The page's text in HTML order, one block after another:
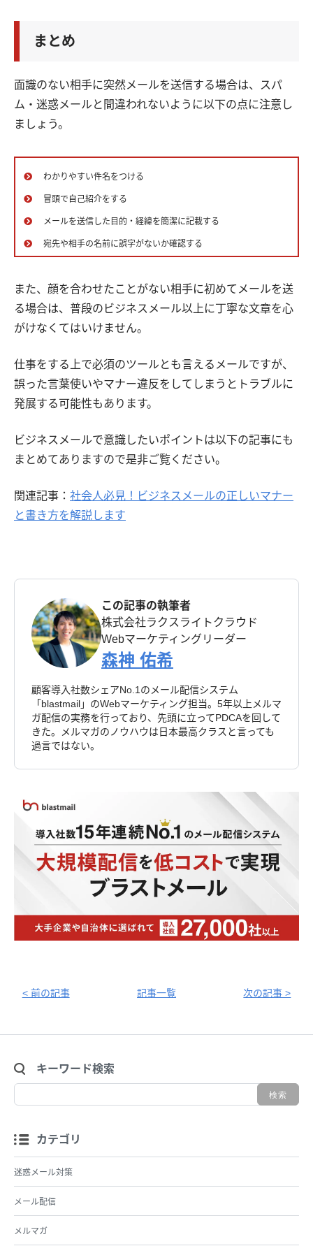
まとめ
面識のない相手に突然メールを送信する場合は、スパ
ム・迷惑メールと間違われないように以下の点に注意し
ましょう。
わかりやすい件名をつける
冒頭で自己紹介をする
メールを送信した目的・経緯を簡潔に記載する
宛先や相手の名前に誤字がないか確認する
また、顔を合わせたことがない相手に初めてメールを送
る場合は、普段のビジネスメール以上に丁寧な文章を心
がけなくてはいけません。
仕事をする上で必須のツールとも言えるメールですが、
誤った言葉使いやマナー違反をしてしまうとトラブルに
発展する可能性もあります。
ビジネスメールで意識したいポイントは以下の記事にも
まとめてありますので是非ご覧ください。
関連記事： 社会人必見！ビジネスメールの正しいマナー
と書き方を解説します
この記事の執筆者
株式会社ラクスライトクラウド
Webマーケティングリーダー
森神 佑希
顧客導入社数シェアNo.1のメール配信システム
「blastmail」のWebマーケティング担当。5年以上メルマ
ガ配信の実務を行っており、先頭に立ってPDCAを回して
きた。メルマガのノウハウは日本最高クラスと言っても
過言ではない。
< 前の記事 記事一覧 次の記事 >
キーワード検索
カテゴリ
迷惑メール対策
メール配信
メルマガ